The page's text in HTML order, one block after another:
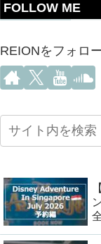
FOLLOW ME
REIONをフォロ